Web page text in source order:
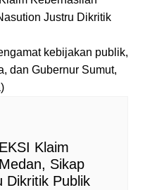
kebijakan publik,
dan Gubernur Sumut,
Klaim
Sikap
Dikritik Publik